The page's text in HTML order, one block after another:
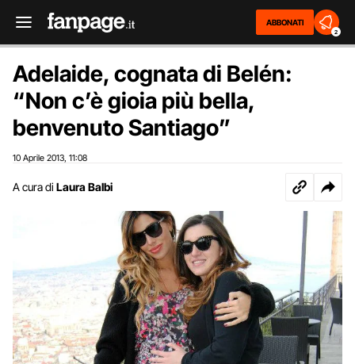
ABBONATI
2
Adelaide, cognata di Belén:
“Non c’è gioia più bella,
benvenuto Santiago”
10 Aprile 2013 11:08
A cura di Laura Balbi